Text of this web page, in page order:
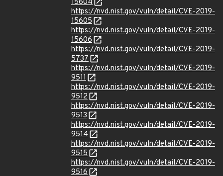
15604
https://nvd.nist.gov/vuln/detail/CVE-2019-
15605
https://nvd.nist.gov/vuln/detail/CVE-2019-
15606
https://nvd.nist.gov/vuln/detail/CVE-2019-
5737
https://nvd.nist.gov/vuln/detail/CVE-2019-
9511
https://nvd.nist.gov/vuln/detail/CVE-2019-
9512
https://nvd.nist.gov/vuln/detail/CVE-2019-
9513
https://nvd.nist.gov/vuln/detail/CVE-2019-
9514
https://nvd.nist.gov/vuln/detail/CVE-2019-
9515
https://nvd.nist.gov/vuln/detail/CVE-2019-
9516